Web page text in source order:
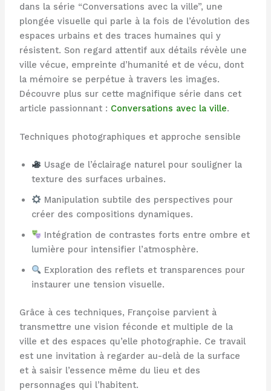
dans la série “Conversations avec la ville”, une
plongée visuelle qui parle à la fois de l’évolution des
espaces urbains et des traces humaines qui y
résistent. Son regard attentif aux détails révèle une
ville vécue, empreinte d’humanité et de vécu, dont
la mémoire se perpétue à travers les images.
Découvre plus sur cette magnifique série dans cet
article passionnant : Conversations avec la ville.
Techniques photographiques et approche sensible
Usage de l’éclairage naturel pour souligner la
texture des surfaces urbaines.
Manipulation subtile des perspectives pour
créer des compositions dynamiques.
Intégration de contrastes forts entre ombre et
lumière pour intensifier l’atmosphère.
Exploration des reflets et transparences pour
instaurer une tension visuelle.
Grâce à ces techniques, Françoise parvient à
transmettre une vision féconde et multiple de la
ville et des espaces qu’elle photographie. Ce travail
est une invitation à regarder au-delà de la surface
et à saisir l’essence même du lieu et des
personnages qui l’habitent.